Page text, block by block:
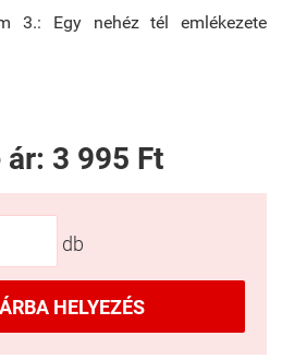
3.: Egy nehéz tél emlékezete
ár: 3 995 Ft
db
HELYEZÉS